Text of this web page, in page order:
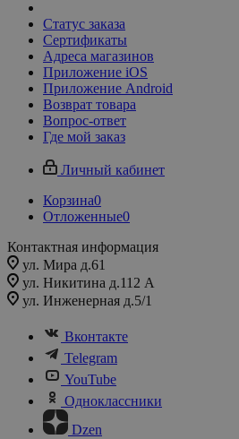
Статус заказа
Сертификаты
Адреса магазинов
Приложение iOS
Приложение Android
Возврат товара
Вопрос-ответ
Где мой заказ
Личный кабинет
Корзина0
Отложенные0
Контактная информация
ул. Мира д.61
ул. Никитина д.112 А
ул. Инженерная д.5/1
Вконтакте
Telegram
YouTube
Одноклассники
Dzen